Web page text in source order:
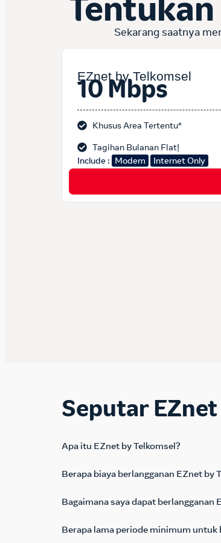
Sekarang saatnya
EZnet by Telkomsel
10 Mbps
Khusus Area Tertentu*
Tagihan Bulanan Flat!
Include : Modem Internet Only
Seputar
Apa itu EZnet by Telkomsel?
Berapa biaya berlangganan EZnet by
Bagaimana saya dapat berlangganan
Berapa lama periode minimum untuk